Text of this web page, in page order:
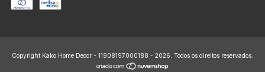
Copyright Kako Home Decor - 11908197000188 - 2026. Todos os direitos reservados.